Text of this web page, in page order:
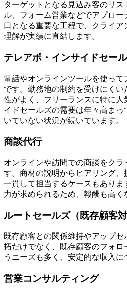
ターゲットとなる見込み客のリ
ル、フォーム営業などでアプロー
口となる重要な工程で、クライ
理解が実績に直結します。
テレアポ・インサイドセー
電話やオンラインツールを使っ
です。勤務地の制約を受けにく
性がよく、フリーランスに特に
イドセールズの需要は年々高ま
いていない状況が続いています。
商談代行
オンラインや訪問での商談をクラ
す。商材の説明からヒアリング
一貫して担当するケースもあり
力が求められるため、報酬も高く
ルートセールズ（既存顧客対
既存顧客との関係維持やアップ
拓だけでなく、既存顧客のフォ
うニーズも多く、安定的な収入に
営業コンサルティング